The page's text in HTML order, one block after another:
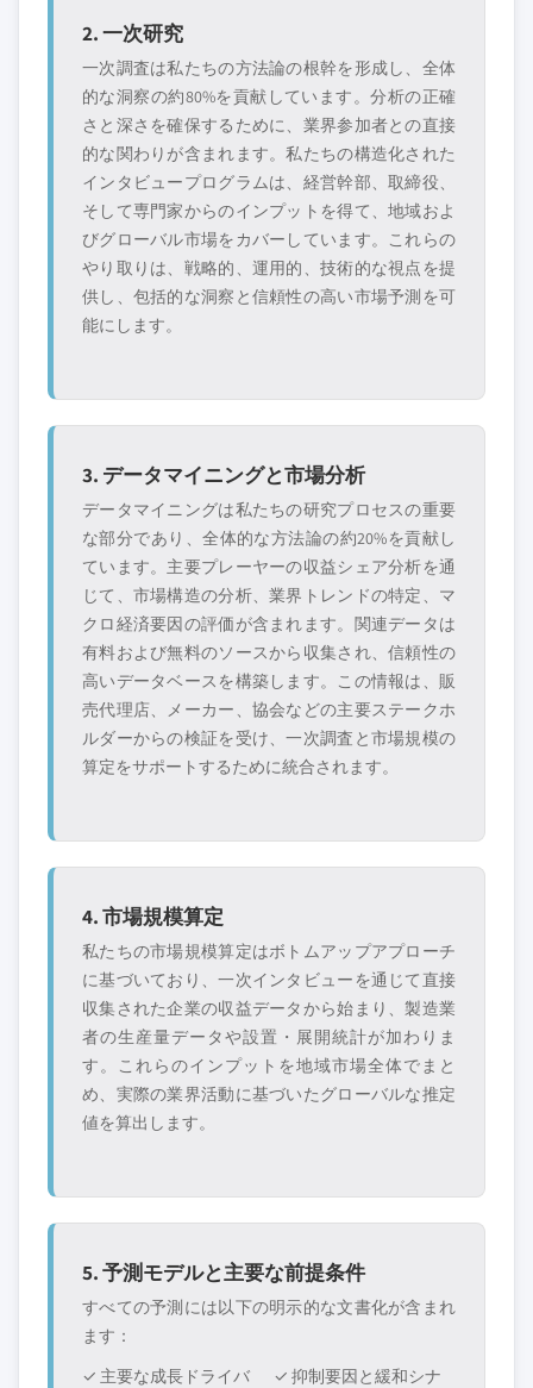
2. 一次研究
一次調査は私たちの方法論の根幹を形成し、全体
的な洞察の約80%を貢献しています。分析の正確
さと深さを確保するために、業界参加者との直接
的な関わりが含まれます。私たちの構造化された
インタビュープログラムは、経営幹部、取締役、
そして専門家からのインプットを得て、地域およ
びグローバル市場をカバーしています。これらの
やり取りは、戦略的、運用的、技術的な視点を提
供し、包括的な洞察と信頼性の高い市場予測を可
能にします。
3. データマイニングと市場分析
データマイニングは私たちの研究プロセスの重要
な部分であり、全体的な方法論の約20%を貢献し
ています。主要プレーヤーの収益シェア分析を通
じて、市場構造の分析、業界トレンドの特定、マ
クロ経済要因の評価が含まれます。関連データは
有料および無料のソースから収集され、信頼性の
高いデータベースを構築します。この情報は、販
売代理店、メーカー、協会などの主要ステークホ
ルダーからの検証を受け、一次調査と市場規模の
算定をサポートするために統合されます。
4. 市場規模算定
私たちの市場規模算定はボトムアップアプローチ
に基づいており、一次インタビューを通じて直接
収集された企業の収益データから始まり、製造業
者の生産量データや設置・展開統計が加わりま
す。これらのインプットを地域市場全体でまと
め、実際の業界活動に基づいたグローバルな推定
値を算出します。
5. 予測モデルと主要な前提条件
すべての予測には以下の明示的な文書化が含まれ
ます：
✓ 主要な成長ドライバ
✓ 抑制要因と緩和シナ